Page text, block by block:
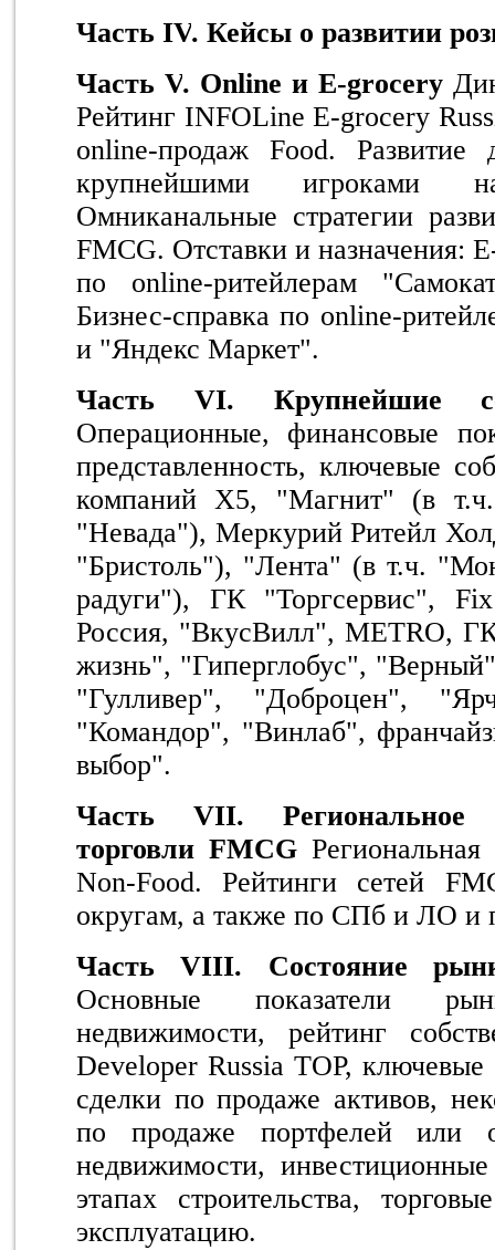
Часть IV. Кейсы о развитии
Часть V. Online и E-grocery
Рейтинг INFOLine E-grocery
online-продаж Food. Развитие
крупнейшими игроками
Омниканальные стратегии
FMCG. Отставки и назначения:
по online-ритейлерам
Бизнес-справка по online-
и "Яндекс Маркет".
Часть VI. Крупнейшие
Операционные, финансовые
представленность, ключевые
компанийX5, "Магнит" (в
"Невада"), Меркурий Ритейл
"Бристоль"), "Лента" (в т.ч.
радуги"), ГК "Торгсервис", Fix
Россия, "ВкусВилл", METRO,
жизнь", "Гиперглобус",
"Гулливер", "Доброцен",
"Командор", "Винлаб",
выбор".
Часть VII. Региональное
торговли FMCG
Non-Food. Рейтинги сетей
округам, а также по СПб и ЛО
Часть VIII. Состояние
Основные показатели
недвижимости, рейтинг
Developer Russia TOP,
сделки по продаже активов,
по продаже портфелей или
недвижимости,
этапах строительства,
эксплуатацию.